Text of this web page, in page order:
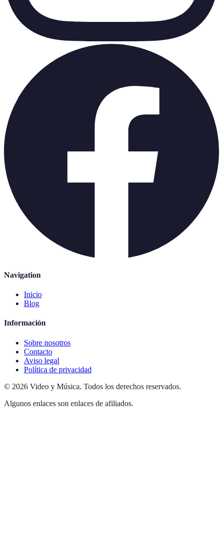
Navigation
Inicio
Blog
Información
Sobre nosotros
Contacto
Aviso legal
Política de privacidad
© 2026 Video y Música. Todos los derechos reservados.
Algunos enlaces son enlaces de afiliados.